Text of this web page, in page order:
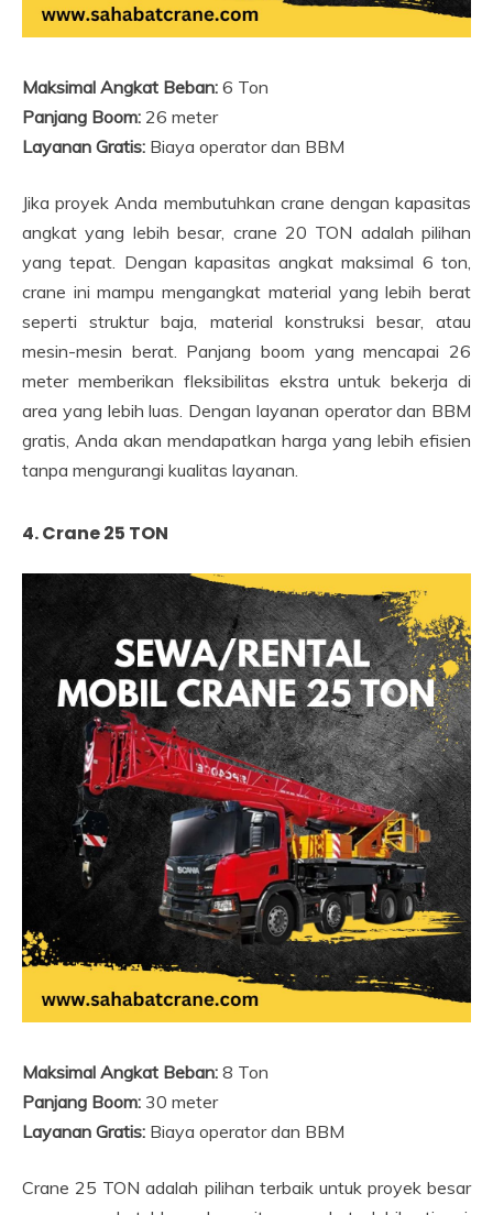
Maksimal Angkat Beban: 6 Ton
Panjang Boom: 26 meter
Layanan Gratis: Biaya operator dan BBM
Jika proyek Anda membutuhkan crane dengan kapasitas
angkat yang lebih besar, crane 20 TON adalah pilihan
yang tepat. Dengan kapasitas angkat maksimal 6 ton,
crane ini mampu mengangkat material yang lebih berat
seperti struktur baja, material konstruksi besar, atau
mesin-mesin berat. Panjang boom yang mencapai 26
meter memberikan fleksibilitas ekstra untuk bekerja di
area yang lebih luas. Dengan layanan operator dan BBM
gratis, Anda akan mendapatkan harga yang lebih efisien
tanpa mengurangi kualitas layanan.
4. Crane 25 TON
Maksimal Angkat Beban: 8 Ton
Panjang Boom: 30 meter
Layanan Gratis: Biaya operator dan BBM
Crane 25 TON adalah pilihan terbaik untuk proyek besar